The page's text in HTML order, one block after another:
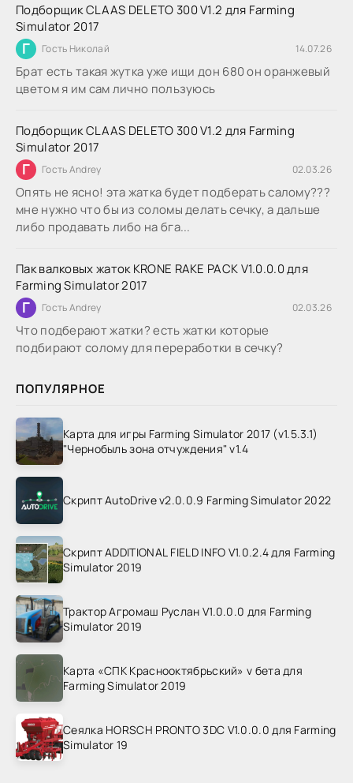
Подборщик CLAAS DELETO 300 V1.2 для Farming
Simulator 2017
Г Гость Николай 14.07.26
Брат есть такая жутка уже ищи дон 680 он оранжевый
цветом я им сам лично пользуюсь
Подборщик CLAAS DELETO 300 V1.2 для Farming
Simulator 2017
Г Гость Andrey 02.03.26
Опять не ясно! эта жатка будет подберать салому???
мне нужно что бы из соломы делать сечку, а дальше
либо продавать либо на бга...
Пак валковых жаток KRONE RAKE PACK V1.0.0.0 для
Farming Simulator 2017
Г Гость Andrey 02.03.26
Что подберают жатки? есть жатки которые
подбирают солому для переработки в сечку?
ПОПУЛЯРНОЕ
Карта для игры Farming Simulator 2017 (v1.5.3.1)
"Чернобыль зона отчуждения" v1.4
Скрипт AutoDrive v2.0.0.9 Farming Simulator 2022
Скрипт ADDITIONAL FIELD INFO V1.0.2.4 для Farming
Simulator 2019
Трактор Агромаш Руслан V1.0.0.0 для Farming
Simulator 2019
Карта «СПК Краснооктябрьский» v бета для
Farming Simulator 2019
Сеялка HORSCH PRONTO 3DC V1.0.0.0 для Farming
Simulator 19